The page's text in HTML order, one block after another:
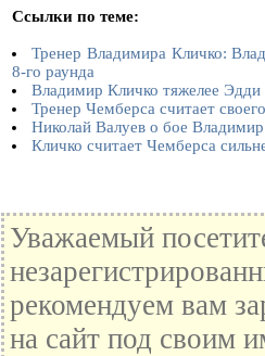
Ссылки по теме:
Тренер Владимира Кличко:
8-го раунда
Владимир Кличко тяжелее Эдди
Тренер Чемберса считает
Николай Валуев о бое
Кличко считает Чемберса
Уважаемый
рекомендуем вам
на сайт под своим